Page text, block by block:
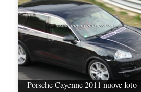
Porsche Cayenne 2011 nuove foto